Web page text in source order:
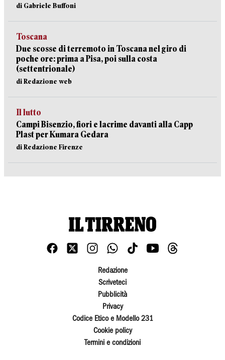
di Gabriele Buffoni
Toscana
Due scosse di terremoto in Toscana nel giro di
poche ore: prima a Pisa, poi sulla costa
(settentrionale)
di Redazione web
Il lutto
Campi Bisenzio, fiori e lacrime davanti alla Capp
Plast per Kumara Gedara
di Redazione Firenze
Redazione
Scriveteci
Pubblicità
Privacy
Codice Etico e Modello 231
Cookie policy
Termini e condizioni